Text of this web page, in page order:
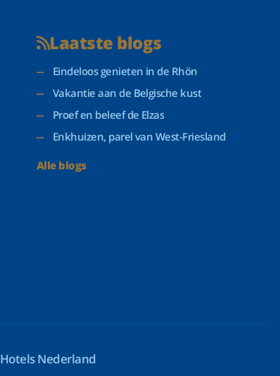
Laatste blogs
Eindeloos genieten in de Rhön
Vakantie aan de Belgische kust
Proef en beleef de Elzas
Enkhuizen, parel van West-Friesland
Alle blogs
Hotels Nederland